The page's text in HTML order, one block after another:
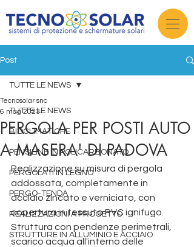
Post
TUTTE LE NEWS
BIOCLIMATICHE
PENSILINE IN POLICARBONATO
PERGOLATI IN LEGNO
PERGO-TENDA
REALIZZAZIONI A PROGETTO
STRUTTURE IN ALLUMINIO E ACCIAIO
TUTTE LE NEWS
PERGOLA PER POSTI AUTO
A MASERA' DI PADOVA
Tecnosolar snc
6 mag 2023
Realizzazione su misura di pergola
addossata, completamente in
acciaio zincato e verniciato, con
copertura in tessuto PVC ignifugo.
Struttura con pendenze perimetrali,
scarico acqua all'interno delle